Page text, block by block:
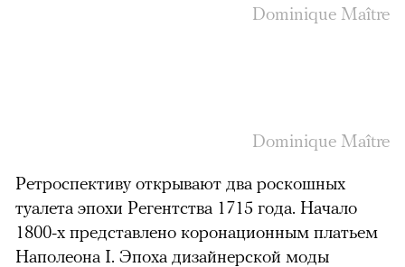
Dominique Maître
Dominique Maître
Ретроспективу открывают два роскошных
туалета эпохи Регентства 1715 года. Начало
1800-х представлено коронационным платьем
Наполеона I. Эпоха дизайнерской моды